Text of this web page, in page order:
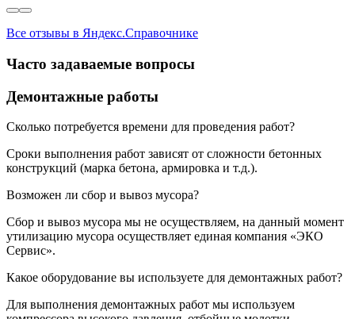
Все отзывы в Яндекс.Справочнике
Часто задаваемые вопросы
Демонтажные работы
Сколько потребуется времени для проведения работ?
Сроки выполнения работ зависят от сложности бетонных
конструкций (марка бетона, армировка и т.д.).
Возможен ли сбор и вывоз мусора?
Сбор и вывоз мусора мы не осуществляем, на данный момент
утилизацию мусора осуществляет единая компания «ЭКО
Сервис».
Какое оборудование вы используете для демонтажных работ?
Для выполнения демонтажных работ мы используем